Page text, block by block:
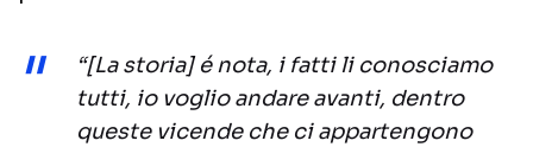
“[La storia] é nota, i fatti li conosciamo
tutti, io voglio andare avanti, dentro
queste vicende che ci appartengono